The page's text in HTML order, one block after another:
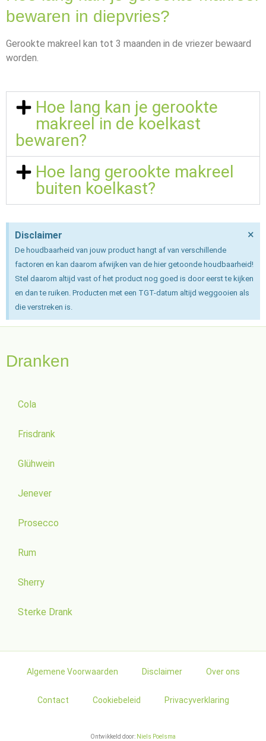
bewaren in diepvries?
Gerookte makreel kan tot 3 maanden in de vriezer bewaard
worden.
Hoe lang kan je gerookte
makreel in de koelkast
bewaren?
Hoe lang gerookte makreel
buiten koelkast?
Disclaimer
De houdbaarheid van jouw product hangt af van verschillende
factoren en kan daarom afwijken van de hier getoonde houdbaarheid!
Stel daarom altijd vast of het product nog goed is door eerst te kijken
en dan te ruiken. Producten met een TGT-datum altijd weggooien als
die verstreken is.
×
Dranken
Cola
Frisdrank
Glühwein
Jenever
Prosecco
Rum
Sherry
Sterke Drank
Algemene Voorwaarden Disclaimer Over ons
Contact Cookiebeleid Privacyverklaring
Ontwikkeld door: Niels Poelsma